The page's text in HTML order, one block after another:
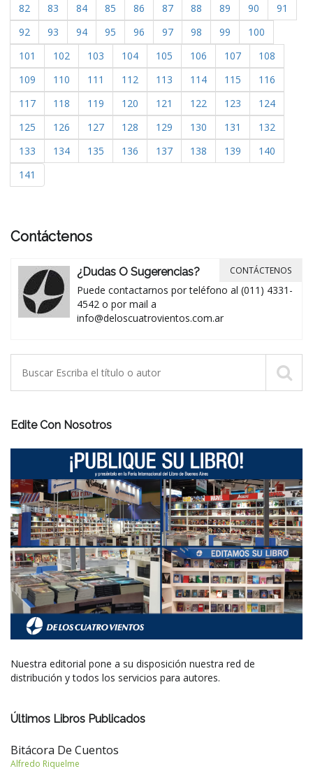
82
83 84 85 86 87 88 89 90
91
92
93 94 95 96 97 98 99
100
101
102 103 104 105 106 107
108
109
110 111 112 113 114 115
116
117
118 119 120 121 122 123
124
125
126 127 128 129 130 131
132
133
134 135 136 137 138 139
140
141
Contáctenos
¿Dudas O Sugerencias?
Puede contactarnos por teléfono al (011) 4331-
4542 o por mail a
info@deloscuatrovientos.com.ar
CONTÁCTENOS
Edite Con Nosotros
Nuestra editorial pone a su disposición nuestra red de
distribución y todos los servicios para autores.
Últimos Libros Publicados
Bitácora De Cuentos
Alfredo Riquelme